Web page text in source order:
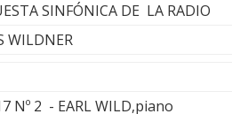
SINFÓNICA DE LA RADIO
WILDNER
Nº 2 - EARL WILD,piano